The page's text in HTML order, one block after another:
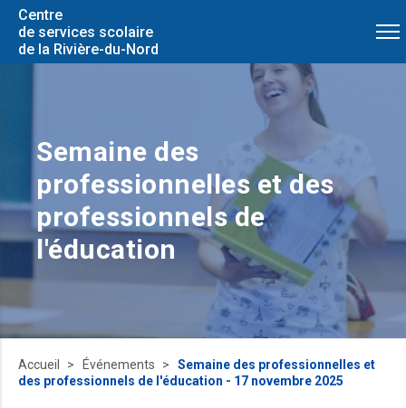
Centre
de services scolaire
de la Rivière-du-Nord
Semaine des
professionnelles et des
professionnels de
l'éducation
Accueil Événements
Semaine des professionnelles et
des professionnels de l'éducation - 17 novembre 2025